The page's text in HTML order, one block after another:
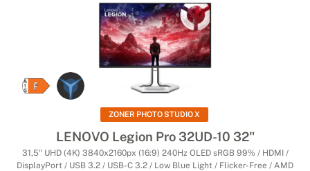
ZONER PHOTO STUDIO X
LENOVO Legion Pro 32UD-10 32"
31,5" UHD (4K) 3840x2160px (16:9) 240Hz OLED sRGB 99% / HDMI /
DisplayPort / USB 3.2 / USB-C 3.2 / Low Blue Light / Flicker-Free / AMD